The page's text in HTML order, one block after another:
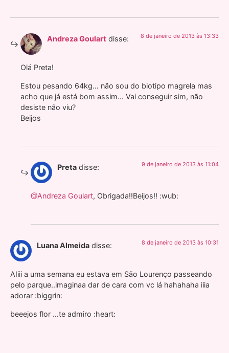
Andreza Goulart disse: 8 de janeiro de 2013 às 13:33
Olá Preta!
Estou pesando 64kg… não sou do biotipo magrela mas
acho que já está bom assim… Vai conseguir sim, não
desiste não viu?
Beijos
Preta disse: 9 de janeiro de 2013 às 11:04
@Andreza Goulart, Obrigada!!Beijos!! :wub:
Luana Almeida disse: 8 de janeiro de 2013 às 10:31
AIiii a uma semana eu estava em São Lourenço passeando
pelo parque..imaginaa dar de cara com vc lá hahahaha iiia
adorar :biggrin:
beeejos flor …te admiro :heart: